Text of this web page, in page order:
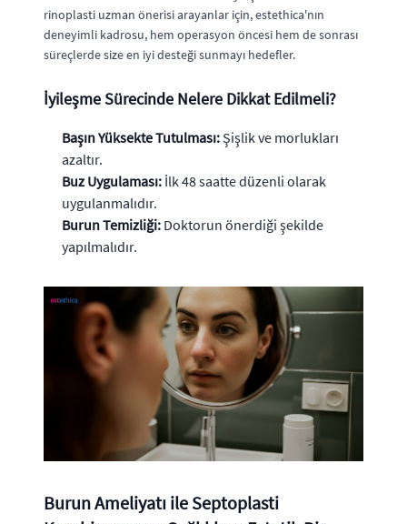
rinoplasti uzman önerisi arayanlar için, estethica'nın
deneyimli kadrosu, hem operasyon öncesi hem de sonrası
süreçlerde size en iyi desteği sunmayı hedefler.
İyileşme Sürecinde Nelere Dikkat Edilmeli?
Başın Yüksekte Tutulması: Şişlik ve morlukları
azaltır.
Buz Uygulaması: İlk 48 saatte düzenli olarak
uygulanmalıdır.
Burun Temizliği: Doktorun önerdiği şekilde
yapılmalıdır.
Burun Ameliyatı ile Septoplasti